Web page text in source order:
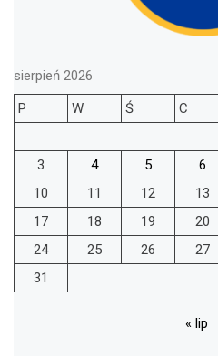
sierpień 2026
P
W Ś C
3
4 5 6
10
11 12 13
17
18 19 20
24
25 26 27
31
« lip